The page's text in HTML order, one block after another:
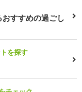
すすめの過ごし
を探す